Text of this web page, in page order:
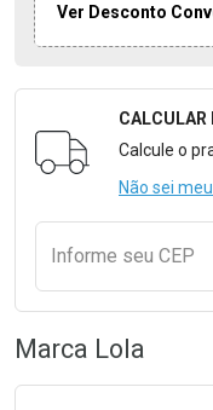
Ver Desconto
FormulárioCALCULAR
Calcule o
Não sei
Informe seu CEP
Marca Lola